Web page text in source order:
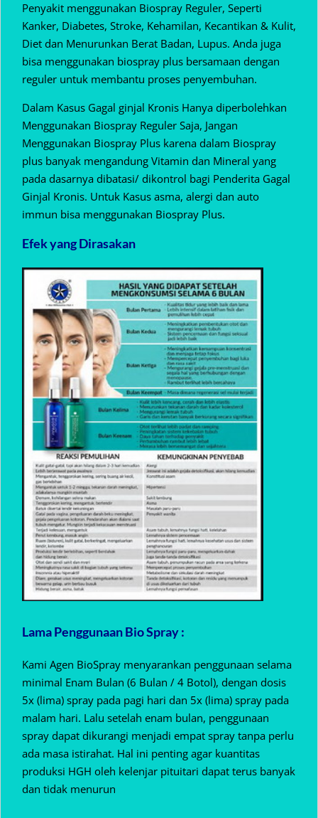
Penyakit menggunakan Biospray Reguler, Seperti
Kanker, Diabetes, Stroke, Kehamilan, Kecantikan & Kulit,
Diet dan Menurunkan Berat Badan, Lupus. Anda juga
bisa menggunakan biospray plus bersamaan dengan
reguler untuk membantu proses penyembuhan.
Dalam Kasus Gagal ginjal Kronis Hanya diperbolehkan
Menggunakan Biospray Reguler Saja, Jangan
Menggunakan Biospray Plus karena dalam Biospray
plus banyak mengandung Vitamin dan Mineral yang
pada dasarnya dibatasi/ dikontrol bagi Penderita Gagal
Ginjal Kronis. Untuk Kasus asma, alergi dan auto
immun bisa menggunakan Biospray Plus.
Efek yang Dirasakan
Lama Penggunaan Bio Spray :
Kami Agen BioSpray menyarankan penggunaan selama
minimal Enam Bulan (6 Bulan / 4 Botol), dengan dosis
5x (lima) spray pada pagi hari dan 5x (lima) spray pada
malam hari. Lalu setelah enam bulan, penggunaan
spray dapat dikurangi menjadi empat spray tanpa perlu
ada masa istirahat. Hal ini penting agar kuantitas
produksi HGH oleh kelenjar pituitari dapat terus banyak
dan tidak menurun